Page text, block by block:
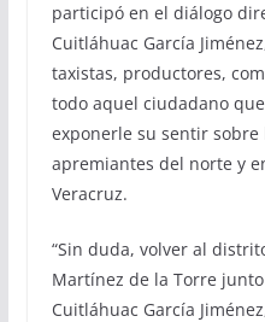
participó en el diálogo
Cuitláhuac García
taxistas, productores,
todo aquel ciudadano
exponerle su sentir sobre
apremiantes del norte y
Veracruz.
“Sin duda, volver al
Martínez de la Torre
Cuitláhuac García